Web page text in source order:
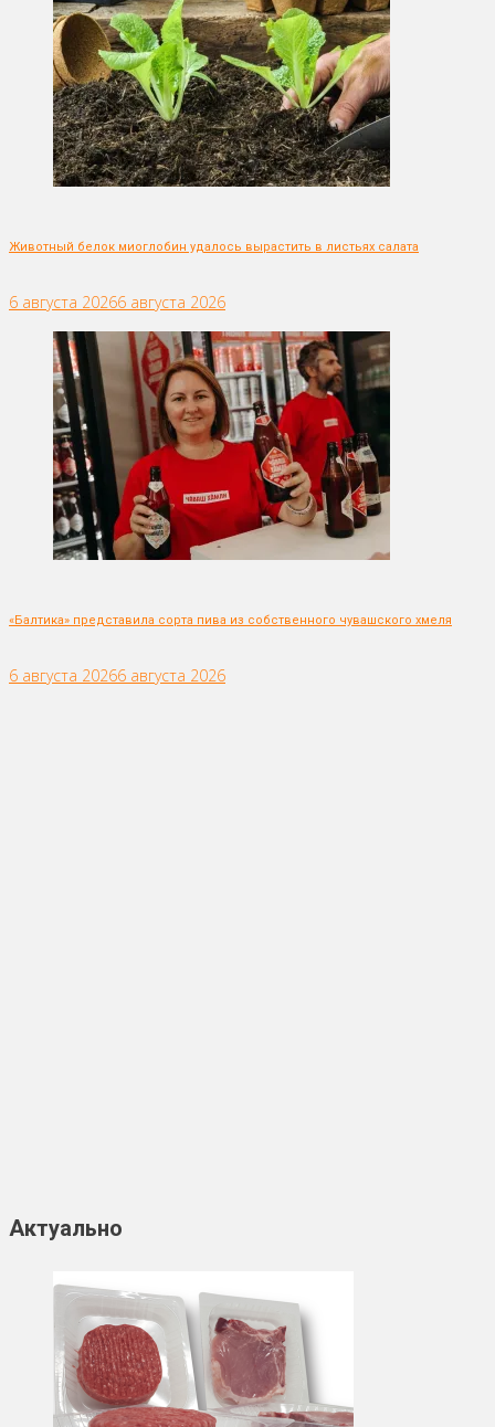
Животный белок миоглобин удалось вырастить в листьях салата
6 августа 20266 августа 2026
«Балтика» представила сорта пива из собственного чувашского хмеля
6 августа 20266 августа 2026
Актуально